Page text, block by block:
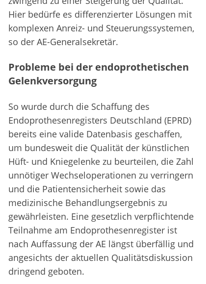
Hier bedürfe es differenzierter Lösungen mit
komplexen Anreiz- und Steuerungssystemen,
so der AE-Generalsekretär.
Probleme bei der endoprothetischen
Gelenkversorgung
So wurde durch die Schaffung des
Endoprothesenregisters Deutschland (EPRD)
bereits eine valide Datenbasis geschaffen,
um bundesweit die Qualität der künstlichen
Hüft- und Kniegelenke zu beurteilen, die Zahl
unnötiger Wechseloperationen zu verringern
und die Patientensicherheit sowie das
medizinische Behandlungsergebnis zu
gewährleisten. Eine gesetzlich verpflichtende
Teilnahme am Endoprothesenregister ist
nach Auffassung der AE längst überfällig und
angesichts der aktuellen Qualitätsdiskussion
dringend geboten.